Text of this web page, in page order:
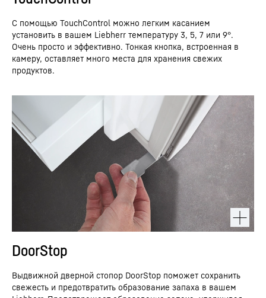
С помощью TouchControl можно легким касанием
установить в вашем Liebherr температуру 3, 5, 7 или 9°.
Очень просто и эффективно. Тонкая кнопка, встроенная в
камеру, оставляет много места для хранения свежих
продуктов.
DoorStop
Выдвижной дверной стопор DoorStop поможет сохранить
свежесть и предотвратить образование запаха в вашем